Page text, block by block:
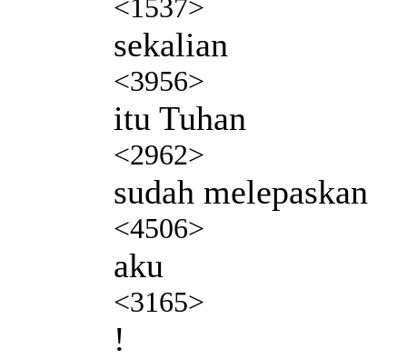
<1537>
sekalian
<3956>
itu Tuhan
<2962>
sudah melepaskan
<4506>
aku
<3165>
!